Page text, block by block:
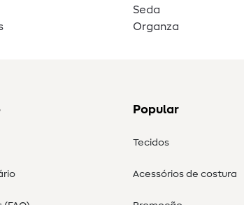
Seda
Organza
Popular
Tecidos
Acessórios de costura